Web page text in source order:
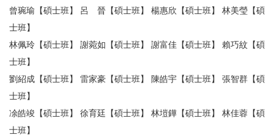
曾琬瑜【碩士班】 呂 晉【碩士班】 楊惠欣【碩士班】 林美瑩【碩
士班】
林佩玲【碩士班】 謝菀如【碩士班】 謝富佳【碩士班】 賴巧紋【碩
士班】
劉紹成【碩士班】 雷家豪【碩士班】 陳皓宇【碩士班】 張智群【碩
士班】
凃皓竣【碩士班】 徐育廷【碩士班】 林塏鏵【碩士班】 林佳蓉【碩
士班】